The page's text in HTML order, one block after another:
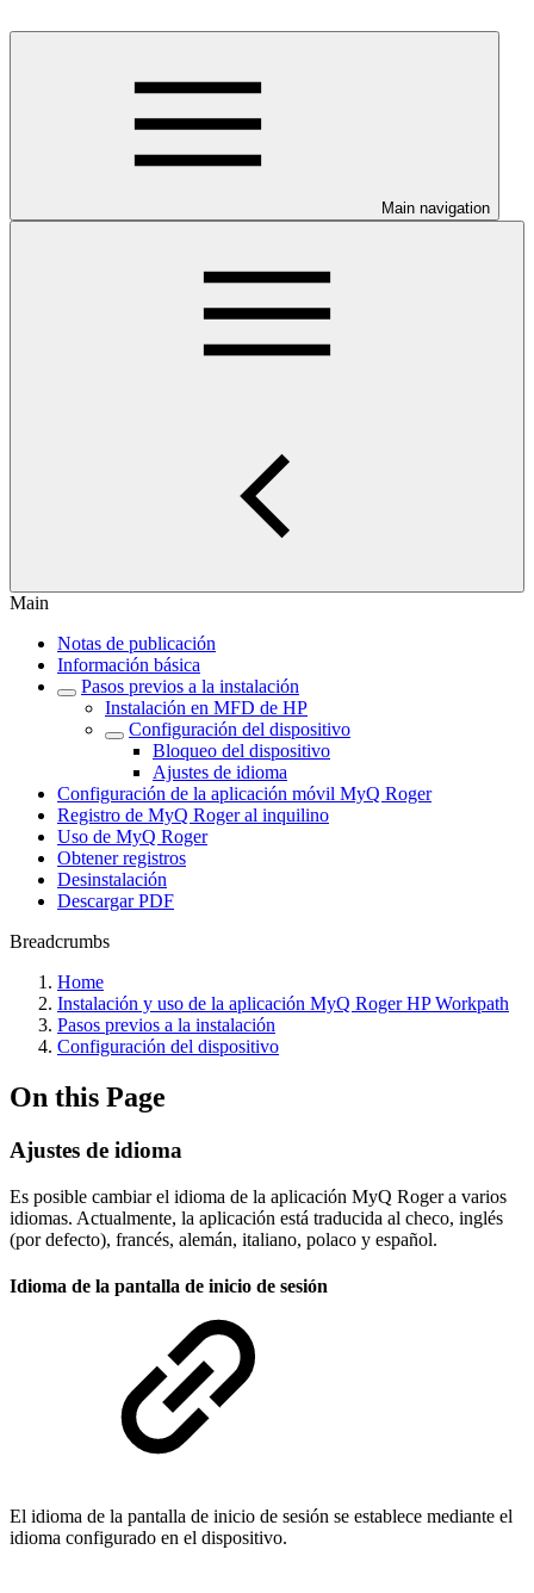
Main navigation
Main
Notas de publicación
Información básica
Pasos previos a la instalación
Instalación en MFD de HP
Configuración del dispositivo
Bloqueo del dispositivo
Ajustes de idioma
Configuración de la aplicación móvil MyQ Roger
Registro de MyQ Roger al inquilino
Uso de MyQ Roger
Obtener registros
Desinstalación
Descargar PDF
Breadcrumbs
Home
Instalación y uso de la aplicación MyQ Roger HP Workpath
Pasos previos a la instalación
Configuración del dispositivo
On this Page
Ajustes de idioma
Es posible cambiar el idioma de la aplicación MyQ Roger a varios
idiomas. Actualmente, la aplicación está traducida al checo, inglés
(por defecto), francés, alemán, italiano, polaco y español.
Idioma de la pantalla de inicio de sesión
El idioma de la pantalla de inicio de sesión se establece mediante el
idioma configurado en el dispositivo.